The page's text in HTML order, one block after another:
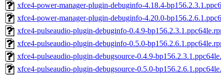
xfce4-power-manager-plugin-debuginfo-4.18.4-
xfce4-power-manager-plugin-debuginfo-4.20.0-
xfce4-pulseaudio-plugin-debuginfo-0.4.9-
xfce4-pulseaudio-plugin-debuginfo-0.5.0-
xfce4-pulseaudio-plugin-debugsource-0.4.9-
xfce4-pulseaudio-plugin-debugsource-0.5.0-